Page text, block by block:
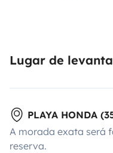
Lugar de
PLAYA HONDA
A morada exata será
reserva.